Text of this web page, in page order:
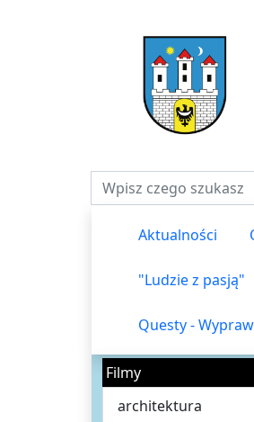
Fraza do wyszukiwania
Aktualności
"Ludzie z pasją"
Questy -
Filmy
architektura